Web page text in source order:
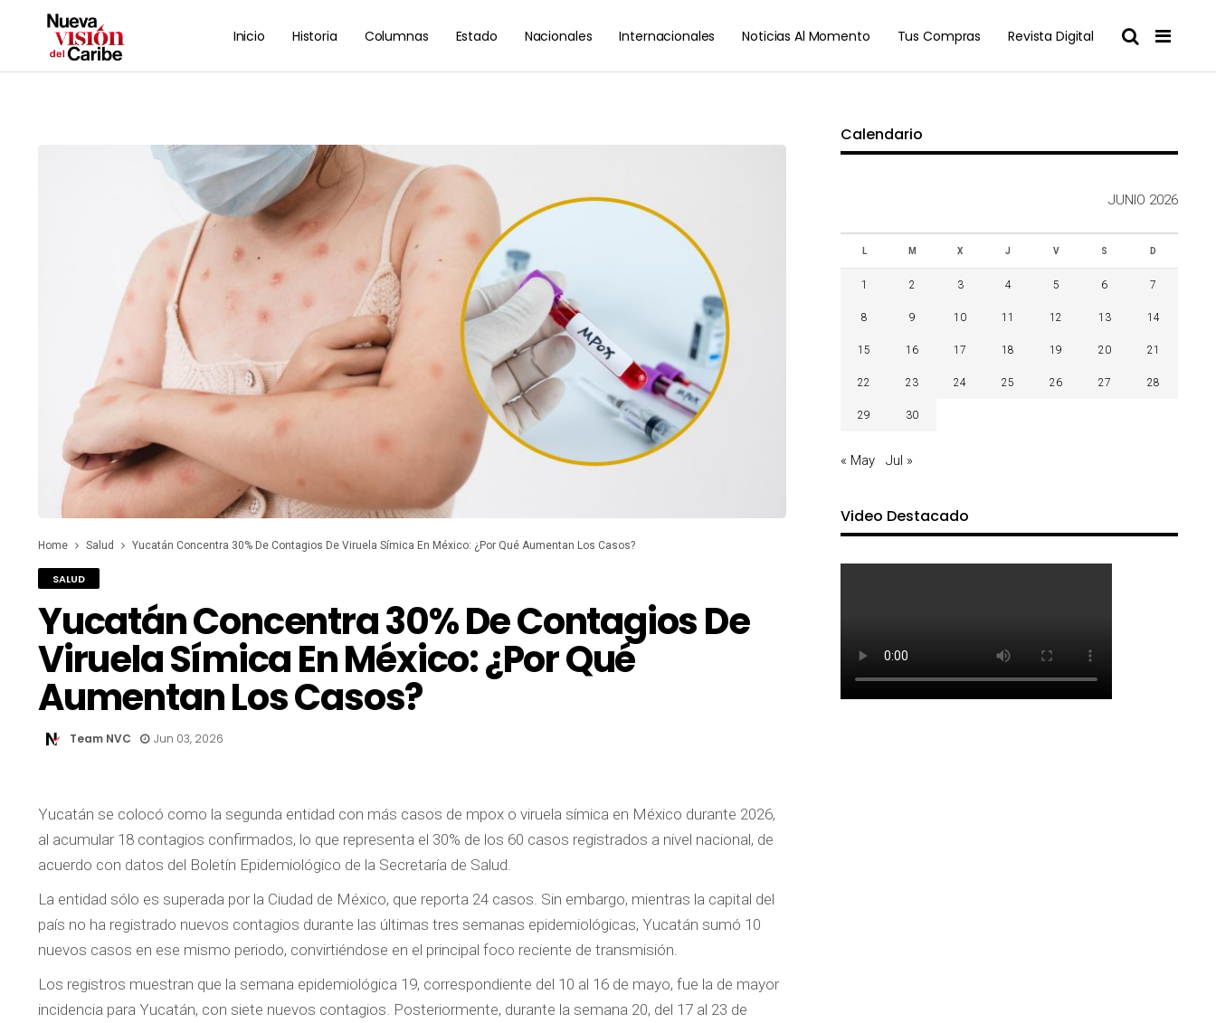
Inicio Historia Columnas Estado Nacionales Internacionales Noticias Al Momento Tus Compras Revista Digital
Home Salud Yucatán Concentra 30% De Contagios De Viruela Símica En México: ¿Por Qué Aumentan Los Casos?
SALUD
Yucatán Concentra 30% De Contagios De
Viruela Símica En México: ¿Por Qué
Aumentan Los Casos?
Team NVC Jun 03, 2026
Yucatán se colocó como la segunda entidad con más casos de mpox o viruela símica en México durante 2026,
al acumular 18 contagios confirmados, lo que representa el 30% de los 60 casos registrados a nivel nacional, de
acuerdo con datos del Boletín Epidemiológico de la Secretaría de Salud.
La entidad sólo es superada por la Ciudad de México, que reporta 24 casos. Sin embargo, mientras la capital del
país no ha registrado nuevos contagios durante las últimas tres semanas epidemiológicas, Yucatán sumó 10
nuevos casos en ese mismo periodo, convirtiéndose en el principal foco reciente de transmisión.
Los registros muestran que la semana epidemiológica 19, correspondiente del 10 al 16 de mayo, fue la de mayor
incidencia para Yucatán, con siete nuevos contagios. Posteriormente, durante la semana 20, del 17 al 23 de
Calendario
JUNIO 2026
L M X J V S D
1 2 3 4 5 6 7
8 9 10 11 12 13 14
15 16 17 18 19 20 21
22 23 24 25 26 27 28
29 30
« May Jul »
Video Destacado